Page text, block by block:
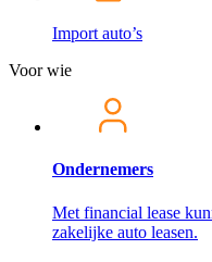
Import auto’s
Voor wie
Ondernemers
Met financial lease
zakelijke auto leasen.